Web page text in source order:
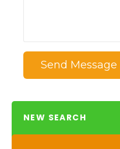
Send Message
NEW SEARCH